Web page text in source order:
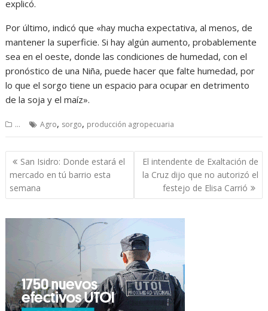
explicó.
Por último, indicó que «hay mucha expectativa, al menos, de
mantener la superficie. Si hay algún aumento, probablemente
sea en el oeste, donde las condiciones de humedad, con el
pronóstico de una Niña, puede hacer que falte humedad, por
lo que el sorgo tiene un espacio para ocupar en detrimento
de la soja y el maíz».
... Agro, sorgo, producción agropecuaria
Navegación
de
entradas
San Isidro: Donde estará el
mercado en tú barrio esta
semana
El intendente de Exaltación de
la Cruz dijo que no autorizó el
festejo de Elisa Carrió